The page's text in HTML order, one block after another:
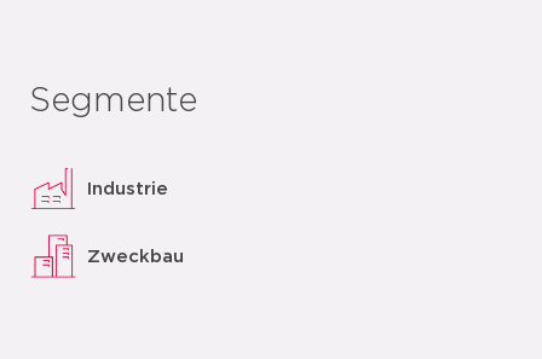
Segmente
Industrie
Zweckbau